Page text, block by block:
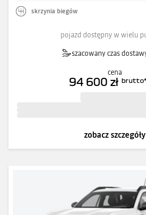
skrzynia biegów
pojazd dostępny w wielu
szacowany czas
cena
94 600 zł brutto*
zobacz szczegóły